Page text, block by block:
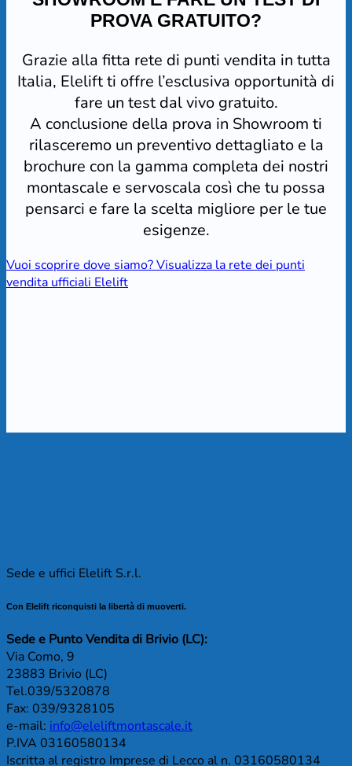
PROVA GRATUITO?
Grazie alla fitta rete di punti vendita in tutta
Italia, Elelift ti offre l’esclusiva opportunità di
fare un test dal vivo gratuito.
A conclusione della prova in Showroom ti
rilasceremo un preventivo dettagliato e la
brochure con la gamma completa dei nostri
montascale e servoscala così che tu possa
pensarci e fare la scelta migliore per le tue
esigenze.
Vuoi scoprire dove siamo? Visualizza la rete dei punti
vendita ufficiali Elelift
Sede e uffici Elelift S.r.l.
Con Elelift riconquisti la libertà di muoverti.
Sede e Punto Vendita di Brivio (LC):
Via Como, 9
23883 Brivio (LC)
Tel.039/5320878
Fax: 039/9328105
e-mail: info@eleliftmontascale.it
P.IVA 03160580134
Iscritta al registro Imprese di Lecco al n. 03160580134